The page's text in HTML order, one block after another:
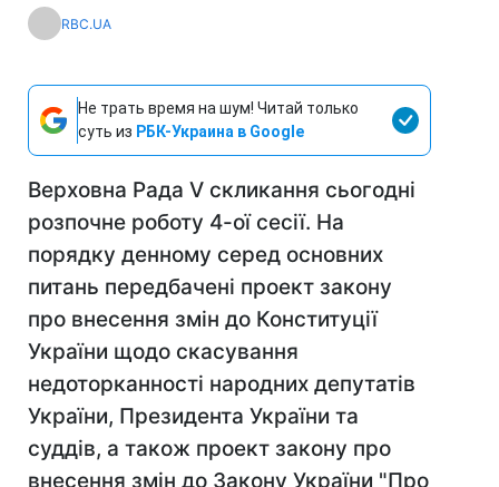
RBC.UA
Не трать время на шум! Читай только
суть из РБК-Украина в Google
Верховна Рада V скликання сьогодні
розпочне роботу 4-ої сесії. На
порядку денному серед основних
питань передбачені проект закону
про внесення змін до Конституції
України щодо скасування
недоторканності народних депутатів
України, Президента України та
суддів, а також проект закону про
внесення змін до Закону України "Про